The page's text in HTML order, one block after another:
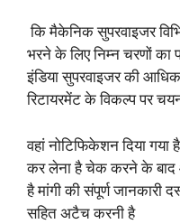
कि मैकेनिक सुपरवाइजर
भरने के लिए निम्न चरणों
इंडिया सुपरवाइजर की
रिटायरमेंट के विकल्प पर
वहां नोटिफिकेशन दिया
कर लेना है चेक करने के बाद
है मांगी की संपूर्ण जानकारी
सहित अटैच करनी है